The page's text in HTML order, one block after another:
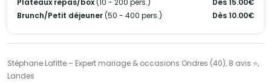
Plateaux repas/box(10 - 200 pers.)
Dès 15.00€
Brunch/Petit déjeuner(50 - 400 pers.) Dès 10.00€
Stéphane Lafitte – Expert mariage & occasions Ondres (40), 8 avis ⭐,
Landes